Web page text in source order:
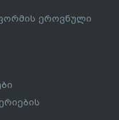
ეროვნული